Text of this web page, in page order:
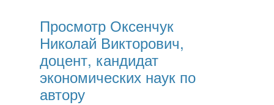
Просмотр Оксенчук
Николай Викторович,
доцент, кандидат
экономических наук по
автору